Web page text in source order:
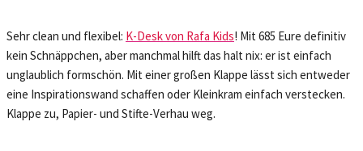
Sehr clean und flexibel: K-Desk von Rafa Kids! Mit 685 Eure definitiv
kein Schnäppchen, aber manchmal hilft das halt nix: er ist einfach
unglaublich formschön. Mit einer großen Klappe lässt sich entweder
eine Inspirationswand schaffen oder Kleinkram einfach verstecken.
Klappe zu, Papier- und Stifte-Verhau weg.